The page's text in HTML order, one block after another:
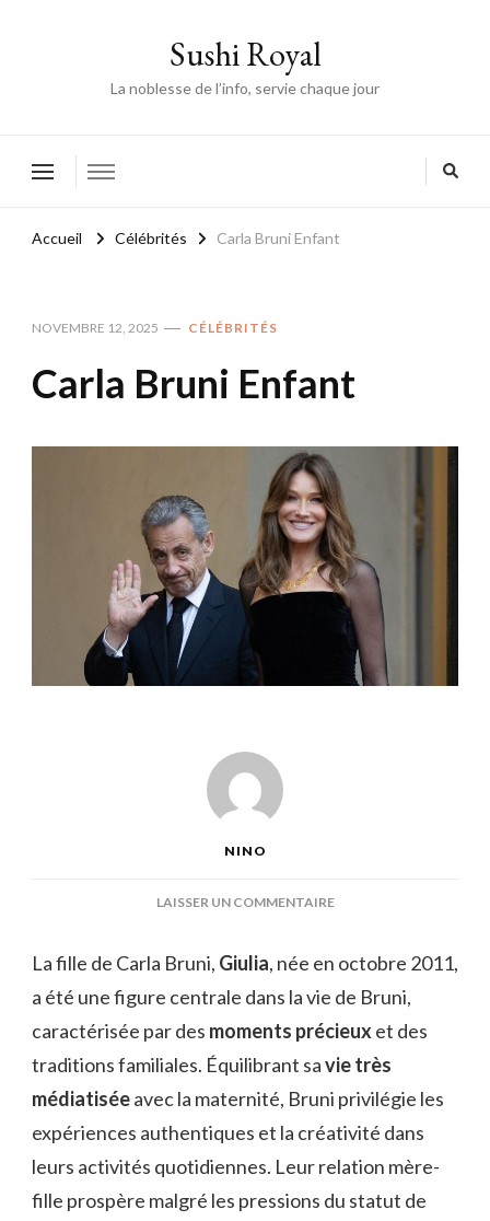
Sushi Royal
La noblesse de l’info, servie chaque jour
Accueil Célébrités Carla Bruni Enfant
NOVEMBRE 12, 2025 CÉLÉBRITÉS
Carla Bruni Enfant
NINO
LAISSER UN COMMENTAIRESUR
ENFANT
La fille de Carla Bruni, Giulia, née en octobre 2011,
a été une figure centrale dans la vie de Bruni,
caractérisée par des moments précieux et des
traditions familiales. Équilibrant savie très
médiatiséeavec la maternité, Bruni privilégie les
expériences authentiques et la créativité dans
leurs activités quotidiennes. Leur relation mère-
fille prospère malgré les pressions du statut de